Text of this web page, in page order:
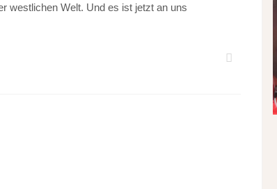
westlichen Welt. Und es ist jetzt an uns